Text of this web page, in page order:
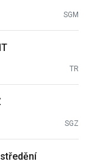
SGM
TR
SGZ